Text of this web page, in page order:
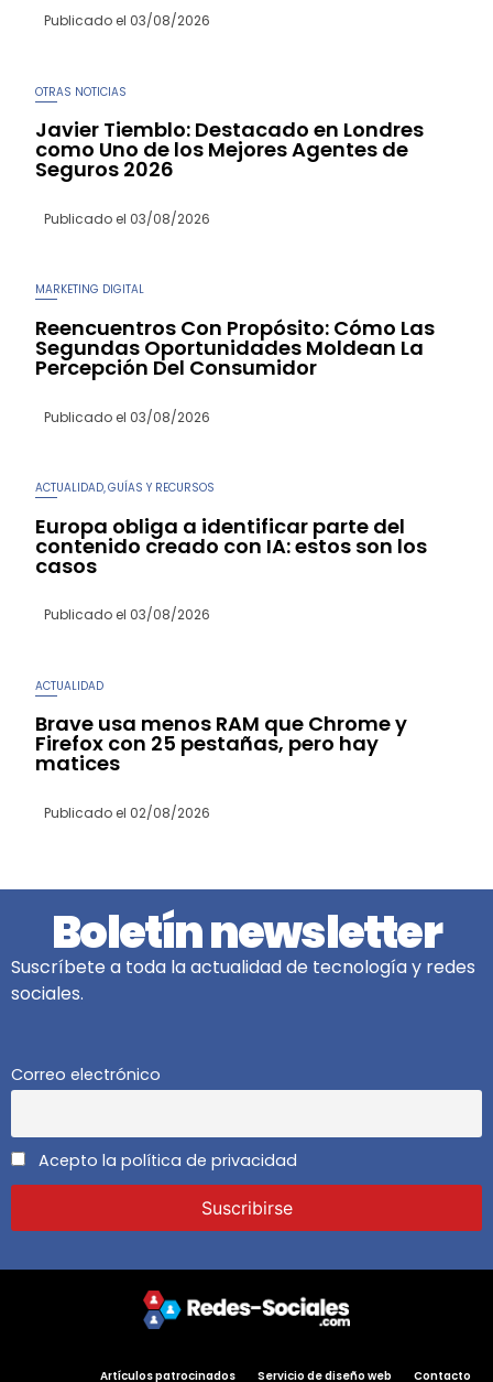
Publicado el 03/08/2026
OTRAS NOTICIAS
Javier Tiemblo: Destacado en Londres
como Uno de los Mejores Agentes de
Seguros 2026
Publicado el 03/08/2026
MARKETING DIGITAL
Reencuentros Con Propósito: Cómo Las
Segundas Oportunidades Moldean La
Percepción Del Consumidor
Publicado el 03/08/2026
ACTUALIDAD,GUÍAS Y RECURSOS
Europa obliga a identificar parte del
contenido creado con IA: estos son los
casos
Publicado el 03/08/2026
ACTUALIDAD
Brave usa menos RAM que Chrome y
Firefox con 25 pestañas, pero hay
matices
Publicado el 02/08/2026
Boletín newsletter
Suscríbete a toda la actualidad de tecnología y redes
sociales.
Correo electrónico
Acepto la política de privacidad
Artículos patrocinados Servicio de diseño web Contacto